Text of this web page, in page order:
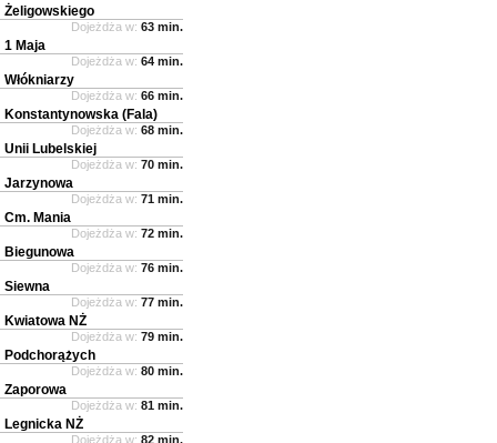
Żeligowskiego
Dojeżdża w: 63 min.
1 Maja
Dojeżdża w: 64 min.
Włókniarzy
Dojeżdża w: 66 min.
Konstantynowska (Fala)
Dojeżdża w: 68 min.
Unii Lubelskiej
Dojeżdża w: 70 min.
Jarzynowa
Dojeżdża w: 71 min.
Cm. Mania
Dojeżdża w: 72 min.
Biegunowa
Dojeżdża w: 76 min.
Siewna
Dojeżdża w: 77 min.
Kwiatowa NŻ
Dojeżdża w: 79 min.
Podchorążych
Dojeżdża w: 80 min.
Zaporowa
Dojeżdża w: 81 min.
Legnicka NŻ
Dojeżdża w: 82 min.